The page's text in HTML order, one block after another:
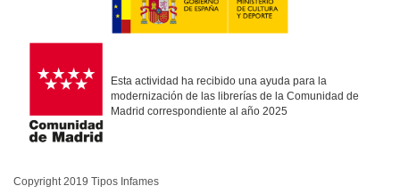
Esta actividad ha recibido una ayuda para la
modernización de las librerías de la Comunidad de
Madrid correspondiente al año 2025
Copyright 2019 Tipos Infames